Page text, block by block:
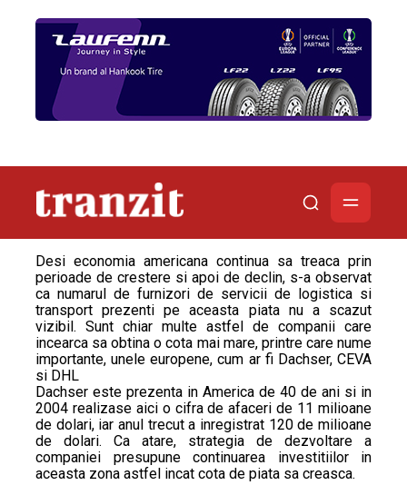
Desi economia americana continua sa treaca prin
perioade de crestere si apoi de declin, s-a observat
ca numarul de furnizori de servicii de logistica si
transport prezenti pe aceasta piata nu a scazut
vizibil. Sunt chiar multe astfel de companii care
incearca sa obtina o cota mai mare, printre care nume
importante, unele europene, cum ar fi Dachser, CEVA
si DHL
Dachser este prezenta in America de 40 de ani si in
2004 realizase aici o cifra de afaceri de 11 milioane
de dolari, iar anul trecut a inregistrat 120 de milioane
de dolari. Ca atare, strategia de dezvoltare a
companiei presupune continuarea investitiilor in
aceasta zona astfel incat cota de piata sa creasca.